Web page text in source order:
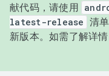
献代码，请使用
latest-release 清
新版本。如需了解详